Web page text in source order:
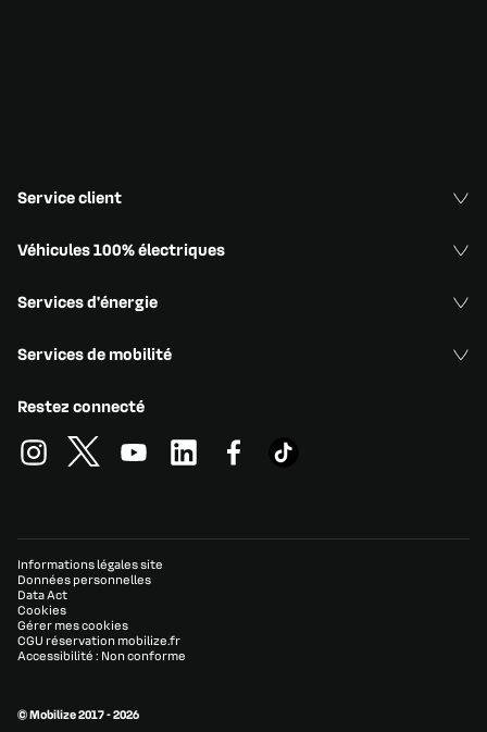
Service client
Véhicules 100% électriques
Services d'énergie
Services de mobilité
Restez connecté
Informations légales site
Données personnelles
Data Act
Cookies
Gérer mes cookies
CGU réservation mobilize.fr
Accessibilité : Non conforme
© Mobilize 2017 - 2026